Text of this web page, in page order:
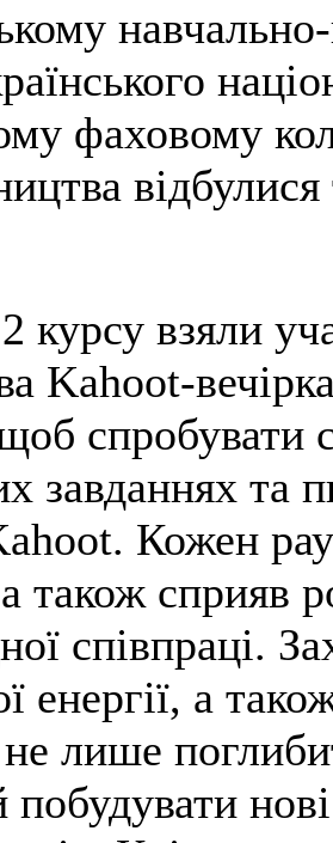
навчально-
фаховому
курсу взяли
Kahoot-
спробувати
завданнях та
Кожен
також сприяв
співпраці.
енергії, а
не лише